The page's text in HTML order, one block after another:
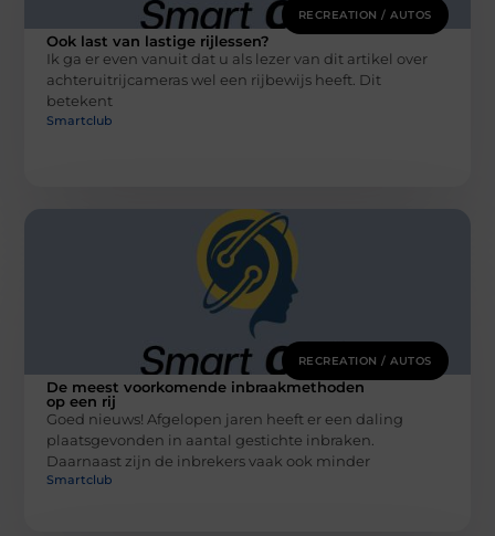
RECREATION / AUTOS
Ook last van lastige rijlessen?
Ik ga er even vanuit dat u als lezer van dit artikel over
achteruitrijcameras wel een rijbewijs heeft. Dit
betekent
Smartclub
RECREATION / AUTOS
De meest voorkomende inbraakmethoden
op een rij
Goed nieuws! Afgelopen jaren heeft er een daling
plaatsgevonden in aantal gestichte inbraken.
Daarnaast zijn de inbrekers vaak ook minder
Smartclub